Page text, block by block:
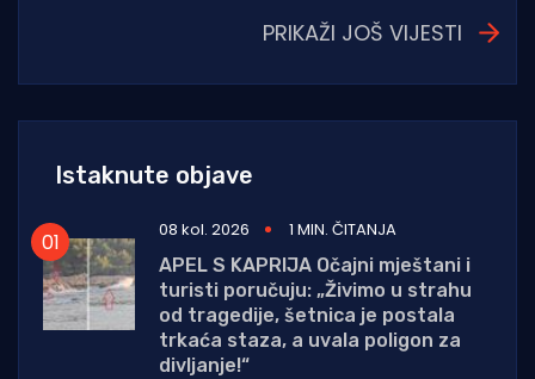
PRIKAŽI JOŠ VIJESTI
Istaknute objave
08 kol. 2026
1 MIN. ČITANJA
APEL S KAPRIJA Očajni mještani i
turisti poručuju: „Živimo u strahu
od tragedije, šetnica je postala
trkaća staza, a uvala poligon za
divljanje!“